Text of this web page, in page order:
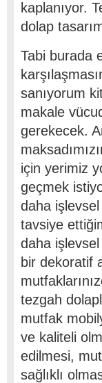
kaplanıyor.
dolap
Tabi burada
sanıyorum
makale
gerekecek.
için yerimiz
geçmek
daha
tavsiye
daha
bir dekoratif
tezgah
mutfak
ve kaliteli
edilmesi,
sağlıklı